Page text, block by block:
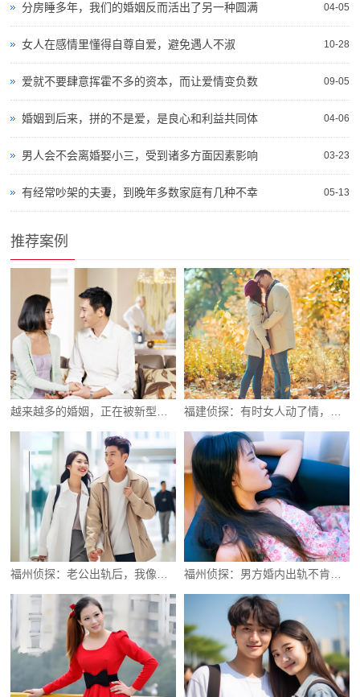
04-05
分房睡多年，我们的婚姻反而活出了另一种圆满
10-28
女人在感情里懂得自尊自爱，避免遇人不淑
09-05
爱就不要肆意挥霍不多的资本，而让爱情变负数
04-06
婚姻到后来，拼的不是爱，是良心和利益共同体
03-23
男人会不会离婚娶小三，受到诸多方面因素影响
05-13
有经常吵架的夫妻，到晚年多数家庭有几种不幸
推荐案例